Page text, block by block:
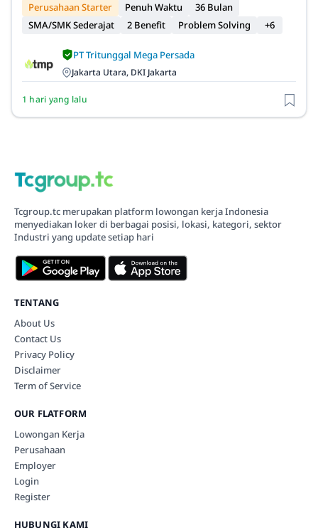
Perusahaan Starter Penuh Waktu
36 Bulan
SMA/SMK Sederajat
2 Benefit Problem Solving +6
PT Tritunggal Mega Persada
Jakarta Utara, DKI Jakarta
1 hari yang lalu
Tcgroup.tc merupakan platform lowongan kerja Indonesia
menyediakan loker di berbagai posisi, lokasi, kategori, sektor
Industri yang update setiap hari
TENTANG
About Us
Contact Us
Privacy Policy
Disclaimer
Term of Service
OUR FLATFORM
Lowongan Kerja
Perusahaan
Employer
Login
Register
HUBUNGI KAMI